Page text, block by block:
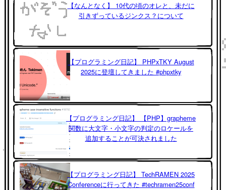
【なんとなく】 10代の頃のオレと、未だに
引きずっているジンクス？について
【プログラミング日記】 PHPxTKY August
2025に登壇してきました #phpxtky
【プログラミング日記】 【PHP】grapheme
関数に大文字・小文字の判定のロケールを
追加することが可決されました
【プログラミング日記】 TechRAMEN 2025
Conferenceに行ってきた #techramen25conf